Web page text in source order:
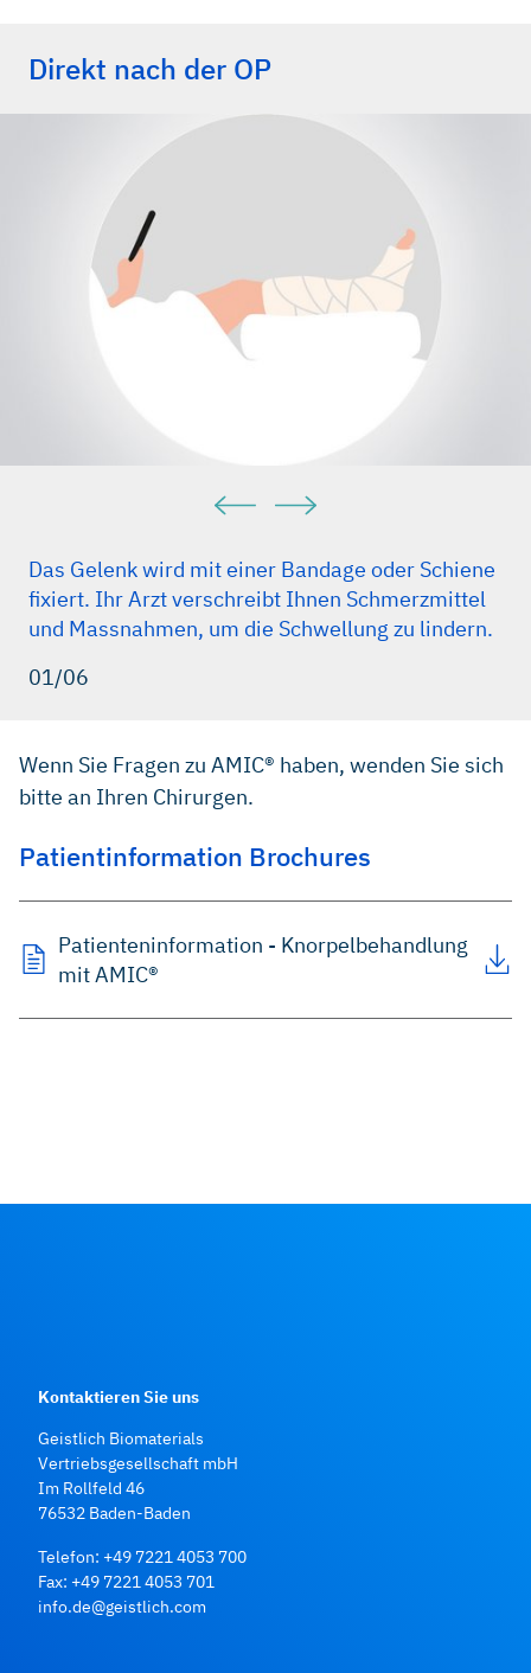
Direkt nach der OP
Das Gelenk wird mit einer Bandage oder Schiene
fixiert. Ihr Arzt verschreibt Ihnen Schmerzmittel
und Massnahmen, um die Schwellung zu lindern.
01/06
Wenn Sie Fragen zu AMIC® haben, wenden Sie sich
bitte an Ihren Chirurgen.
Patientinformation Brochures
Patienteninformation - Knorpelbehandlung
mit AMIC®
Kontaktieren Sie uns
Geistlich Biomaterials
Vertriebsgesellschaft mbH
Im Rollfeld 46
76532 Baden‑Baden
Telefon: +49 7221 4053 700
Fax: +49 7221 4053 701
info.de@geistlich.com